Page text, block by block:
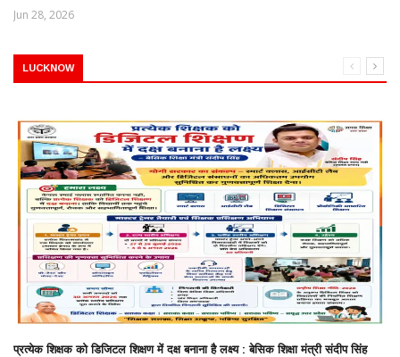
Jun 28, 2026
LUCKNOW
प्रत्येक शिक्षक को डिजिटल शिक्षण में दक्ष बनाना है लक्ष्य : बेसिक शिक्षा मंत्री संदीप सिंह